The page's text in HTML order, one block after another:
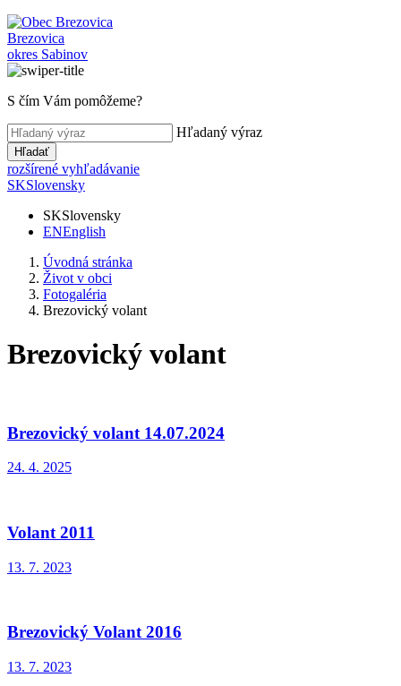
Brezovica
okres Sabinov
S čím Vám pomôžeme?
Hľadaný výraz
Hľadať
rozšírené vyhľadávanie
SKSlovensky
SKSlovensky
ENEnglish
Úvodná stránka
Život v obci
Fotogaléria
Brezovický volant
Brezovický volant
Brezovický volant 14.07.2024
24. 4. 2025
Volant 2011
13. 7. 2023
Brezovický Volant 2016
13. 7. 2023